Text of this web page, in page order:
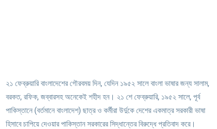
২১ ফেব্রুয়ারি বাংলাদেশের গৌরবময় দিন, যেদিন ১৯৫২ সালে বাংলা ভাষার জন্য সালাম,
বরকত, রফিক, জব্বারসহ অনেকেই শহীদ হন। ২১ শে ফেব্রুয়ারি, ১৯৫২ সালে, পূর্ব
পাকিস্তানে (বর্তমানে বাংলাদেশ) ছাত্র ও কর্মীরা উর্দুকে দেশের একমাত্র সরকারী ভাষা
হিসাবে চাপিয়ে দেওয়ার পাকিস্তান সরকারের সিদ্ধান্তের বিরুদ্ধে প্রতিবাদ করে।